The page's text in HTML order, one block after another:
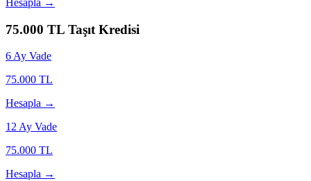
75.000 TL Taşıt Kredisi
6 Ay Vade
75.000 TL
Hesapla →
12 Ay Vade
75.000 TL
Hesapla →